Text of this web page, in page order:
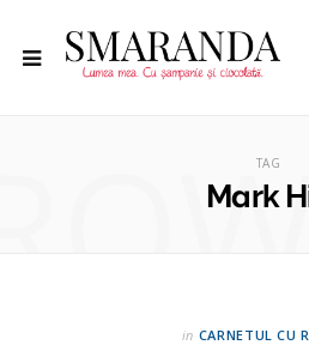
TAG
Mark
in CARNETUL CU